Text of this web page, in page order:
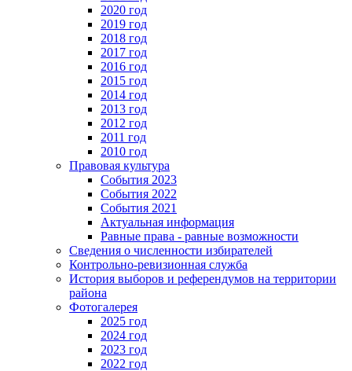
2020 год
2019 год
2018 год
2017 год
2016 год
2015 год
2014 год
2013 год
2012 год
2011 год
2010 год
Правовая культура
События 2023
События 2022
События 2021
Актуальная информация
Равные права - равные возможности
Сведения о численности избирателей
Контрольно-ревизионная служба
История выборов и референдумов на территории
района
Фотогалерея
2025 год
2024 год
2023 год
2022 год